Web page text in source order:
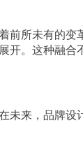
前所未有的
开。这种融合
未来，品牌设